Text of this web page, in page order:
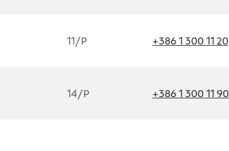
11/P +386 1 300 11 20
14/P +386 1 300 11 90